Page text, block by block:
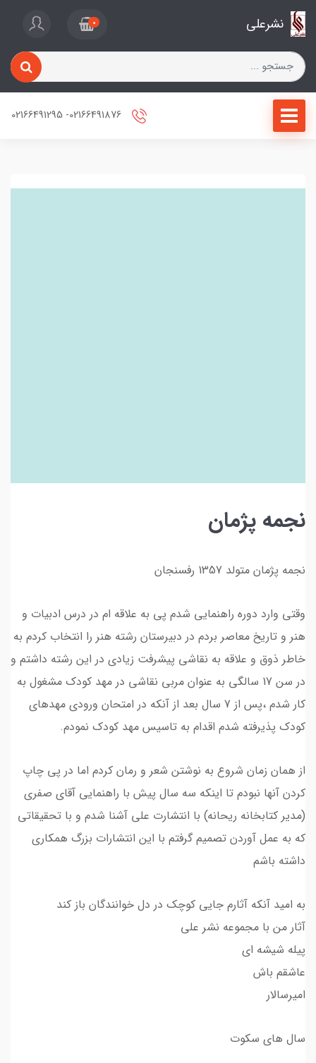
نشرعلی 0
نجمه پژمان
نجمه پژمان متولد 1357 رفسنجان
وقتی وارد دوره راهنمایی شدم پی به علاقه ام در درس ادبیات و
هنر و تاریخ معاصر بردم در دبیرستان رشته هنر را انتخاب کردم به
خاطر ذوق و علاقه به نقاشی پیشرفت زیادی در این رشته داشتم و
در سن 17 سالگی به عنوان مربی نقاشی در مهد کودک مشغول به
کار شدم ،پس از 7 سال بعد از آنکه در امتحان ورودی مهدهای
کودک پذیرفته شدم اقدام به تاسیس مهد کودک نمودم.
از همان زمان شروع به نوشتن شعر و رمان کردم اما در پی چاپ
کردن آنها نبودم تا اینکه سه سال پیش با راهنمایی آقای صفری
(مدیر کتابخانه ریحانه) با انتشارت علی آشنا شدم و با تحقیقاتی
که به عمل آوردن تصمیم گرفتم با این انتشارات بزرگ همکاری
داشته باشم
به امید آنکه آثارم جایی کوچک در دل خوانندگان باز کند
آثار من با مجموعه نشر علی
پیله شیشه ای
عاشقم باش
امیرسالار
سال های سکوت